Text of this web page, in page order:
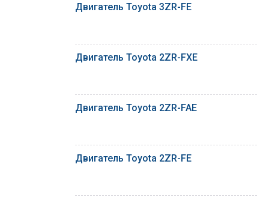
Двигатель Toyota 3ZR-FE
Двигатель Toyota 2ZR-FXE
Двигатель Toyota 2ZR-FAE
Двигатель Toyota 2ZR-FE